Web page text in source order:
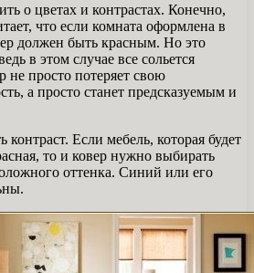
о цветах и ​​контрастах. Конечно,
что если комната оформлена в
должен быть красным. Но это
в этом случае все сольется
не просто потеряет свою
а просто станет предсказуемым и
Если мебель, которая будет
то и ковер нужно выбирать
оттенка. Синий или его